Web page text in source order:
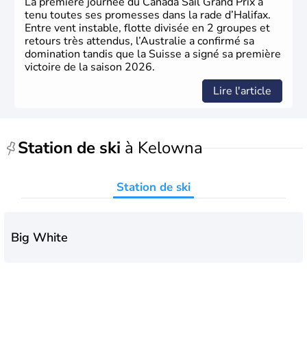
tenu toutes ses promesses dans la rade d’Halifax.
Entre vent instable, flotte divisée en 2 groupes et
retours très attendus, l’Australie a confirmé sa
domination tandis que la Suisse a signé sa première
victoire de la saison 2026.
Lire l'article
Station de ski à Kelowna
Station de ski
Big White